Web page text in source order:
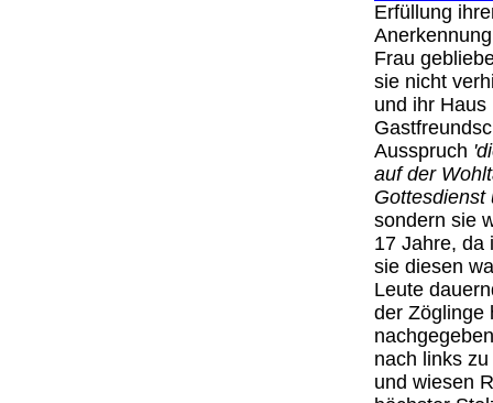
Erfüllung
Frau
sie nicht
und ihr
Ausspruch
auf der
Gottesdienst
sondern sie
17 Jahre, da
sie diesen
Leute
der Zöglinge
nach links
und wiesen